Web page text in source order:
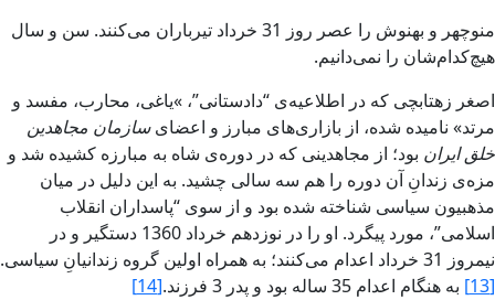
منوچهر و بهنوش‏ را عصر روز 31 خرداد تيرباران مى‌کنند. سن و سال
هيچ‌کدام‌شان را نمى‌دانيم.
اصغر زهتابچى که در اطلاعيه‌ى “‌دادستانى‌”، »ياغى، محارب، مفسد و
مرتد» ناميده شده، از بازارى‌هاى مبارز و اعضاىسازمان مجاهدين
خلق ايران بود؛ از مجاهدينى که در دوره‌‌ی شاه به مبارزه کشيده شد و
مزه‌ى زندانِ آن دوره را هم سه سالى چشيد. به اين دليل در ميان
مذهبيون سياسى شناخته شده بود و از سوى “‌پاسداران انقلاب
اسلامى‌”، مورد پيگرد. او را در نوزدهم خرداد 1360 دستگير و در
نيمروز 31 خرداد اعدام مى‌کنند؛ به همراه اولين گروه زندانيانِ سياسى.
[13]
به هنگام اعدام 35 ساله بود و پدر 3 فرزند.
[14]